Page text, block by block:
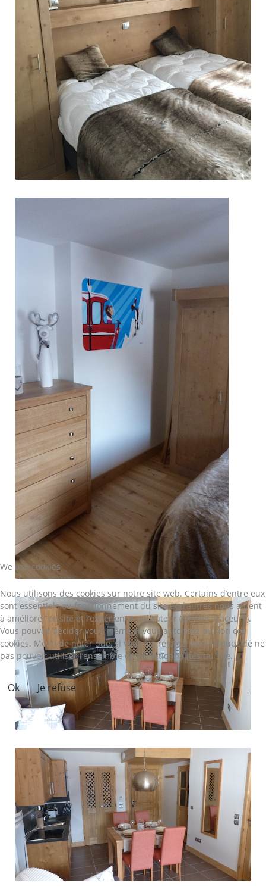
We use cookies
Nous utilisons des cookies sur notre site web. Certains d’entre eux
sont essentiels au fonctionnement du site et d’autres nous aident
à améliorer ce site et l’expérience utilisateur (cookies traceurs).
Vous pouvez décider vous-même si vous autorisez ou non ces
cookies. Merci de noter que, si vous les rejetez, vous risquez de ne
pas pouvoir utiliser l’ensemble des fonctionnalités du site.
Ok Je refuse